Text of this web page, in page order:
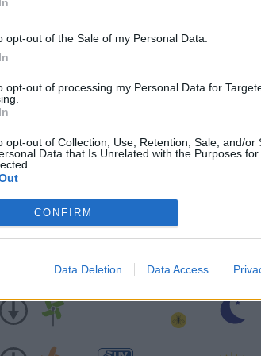
opt-out of the Sale of my Personal Data.
opt-out of processing my Personal Data for
opt-out of Collection, Use, Retention, Sale, and/or
Data that Is Unrelated with the Purposes
CONFIRM
Data Deletion Data Access
55
ΚΑΘΑΡΟΣ
ΚΑΘΑΡΟΣ
Ανατολή: 06:24 -
ΚΑΘΑΡΟΣ
ΚΑΘΑΡΟΣ